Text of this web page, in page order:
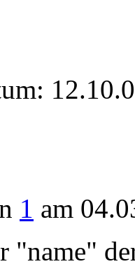
1 am
"name"